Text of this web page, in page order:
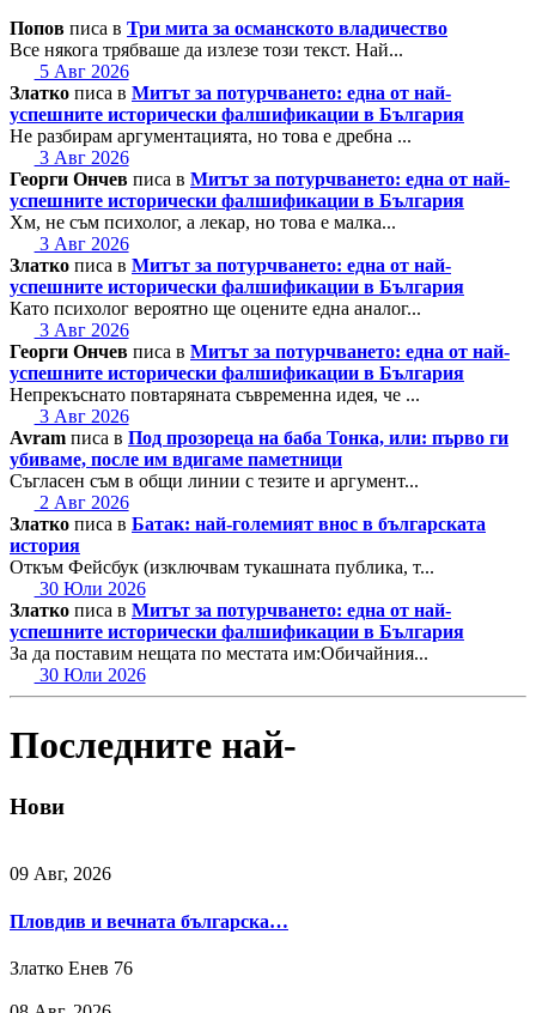
Попов писа в Три мита за османското владичество
Все някога трябваше да излезе този текст. Най...
5 Авг 2026
Златко писа в Митът за потурчването: една от най-
успешните исторически фалшификации в България
Не разбирам аргументацията, но това е дребна ...
3 Авг 2026
Георги Ончев писа в Митът за потурчването: една от най-
успешните исторически фалшификации в България
Хм, не съм психолог, а лекар, но това е малка...
3 Авг 2026
Златко писа в Митът за потурчването: една от най-
успешните исторически фалшификации в България
Като психолог вероятно ще оцените една аналог...
3 Авг 2026
Георги Ончев писа в Митът за потурчването: една от най-
успешните исторически фалшификации в България
Непрекъснато повтаряната съвременна идея, че ...
3 Авг 2026
Avram писа в Под прозореца на баба Тонка, или: първо ги
убиваме, после им вдигаме паметници
Съгласен съм в общи линии с тезите и аргумент...
2 Авг 2026
Златко писа в Батак: най-големият внос в българската
история
Откъм Фейсбук (изключвам тукашната публика, т...
30 Юли 2026
Златко писа в Митът за потурчването: една от най-
успешните исторически фалшификации в България
За да поставим нещата по местата им:Обичайния...
30 Юли 2026
Последните най-
Нови
09 Авг, 2026
Пловдив и вечната българска…
Златко Енев 76